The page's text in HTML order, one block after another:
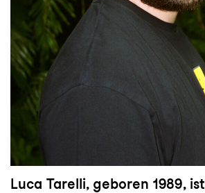
Luca Tarelli, geboren 1989, ist